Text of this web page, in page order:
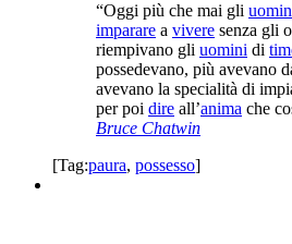
“Oggi più che mai gli
imparare a vivere senza gli
riempivano gli uomini di
possedevano, più avevano
avevano la specialità di
per poi dire all’anima che
Bruce Chatwin
[Tag:paura, possesso]